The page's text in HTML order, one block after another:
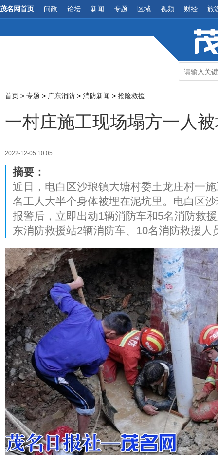
茂名网首页 问政 论坛 新闻 专题 区域 视频 财经 旅
首页 > 专题 > 广东消防 > 消防新闻 > 抢险救援
一村庄施工现场塌方一人
2022-12-05 10:05
摘要：
近日，电白区沙琅镇大塘村委土龙庄村一
名工人大半个身体被埋在泥坑里。电白区
报警后，立即出动1辆消防车和5名消防救
东消防救援站2辆消防车、10名消防救援人